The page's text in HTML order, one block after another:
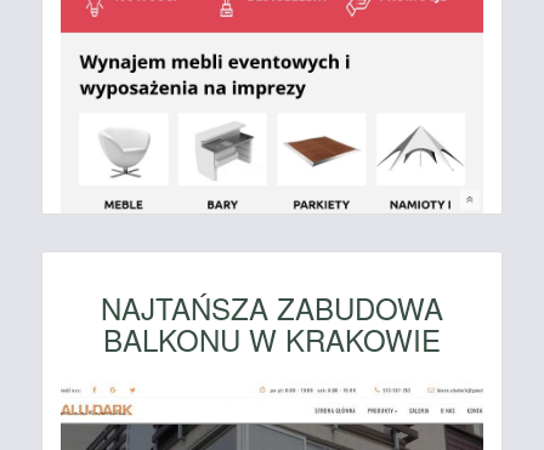
NAJTAŃSZA ZABUDOWA
BALKONU W KRAKOWIE